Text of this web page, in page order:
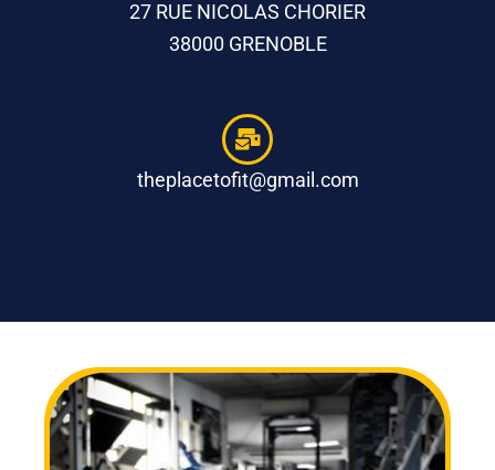
27 RUE NICOLAS CHORIER
38000 GRENOBLE
theplacetofit@gmail.com